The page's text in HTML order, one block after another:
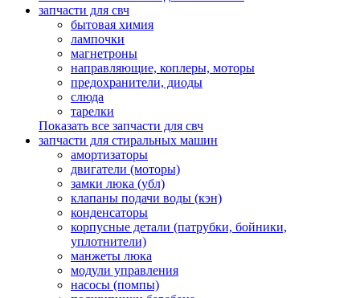
запчасти для свч
бытовая химия
лампочки
магнетроны
направляющие, коплеры, моторы
предохранители, диоды
слюда
тарелки
Показать все запчасти для свч
запчасти для стиральных машин
амортизаторы
двигатели (моторы)
замки люка (убл)
клапаны подачи воды (кэн)
конденсаторы
корпусные детали (патрубки, бойники,
уплотнители)
манжеты люка
модули управления
насосы (помпы)